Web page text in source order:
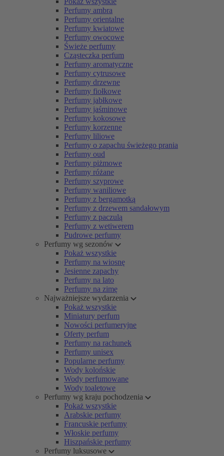
Perfumy ambra
Perfumy orientalne
Perfumy kwiatowe
Perfumy owocowe
Świeże perfumy
Cząsteczka perfum
Perfumy aromatyczne
Perfumy cytrusowe
Perfumy drzewne
Perfumy fiołkowe
Perfumy jabłkowe
Perfumy jaśminowe
Perfumy kokosowe
Perfumy korzenne
Perfumy liliowe
Perfumy o zapachu świeżego prania
Perfumy oud
Perfumy piżmowe
Perfumy różane
Perfumy szyprowe
Perfumy waniliowe
Perfumy z bergamotką
Perfumy z drzewem sandałowym
Perfumy z paczulą
Perfumy z wetiwerem
Pudrowe perfumy
Perfumy wg sezonów
Pokaż wszystkie
Perfumy na wiosnę
Jesienne zapachy
Perfumy na lato
Perfumy na zimę
Najważniejsze wydarzenia
Pokaż wszystkie
Miniatury perfum
Nowości perfumeryjne
Oferty perfum
Perfumy na rachunek
Perfumy unisex
Popularne perfumy
Wody kolońskie
Wody perfumowane
Wody toaletowe
Perfumy wg kraju pochodzenia
Pokaż wszystkie
Arabskie perfumy
Francuskie perfumy
Włoskie perfumy
Hiszpańskie perfumy
Perfumy luksusowe